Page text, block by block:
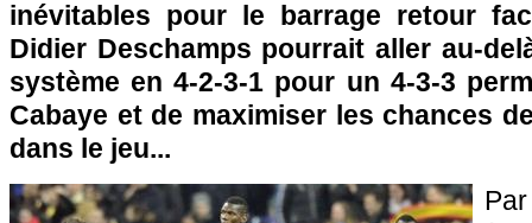
inévitables pour le barrage retour
Didier Deschamps pourrait aller au-
système en 4-2-3-1 pour un 4-3-3
Cabaye et de maximiser les chances
dans le jeu...